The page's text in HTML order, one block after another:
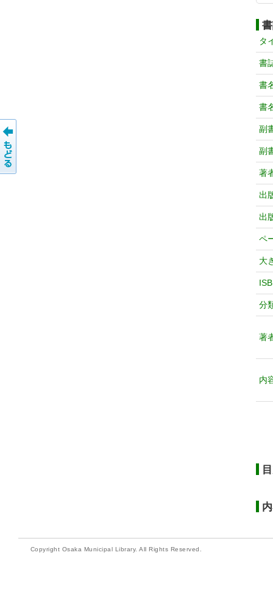
タ
書
書
書
副
副
著
出
出
ペ
大
分
著
内
Copyright Osaka Municipal Library. All Rights Reserved.